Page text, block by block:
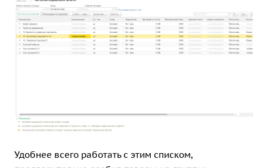
Удобнее всего работать с этим списком,